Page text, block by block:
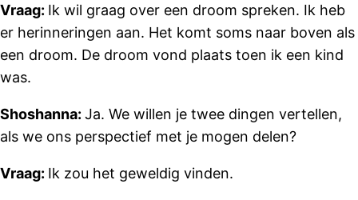
Vraag: Ik wil graag over een droom spreken. Ik heb
er herinneringen aan. Het komt soms naar boven als
een droom. De droom vond plaats toen ik een kind
was.
Shoshanna: Ja. We willen je twee dingen vertellen,
als we ons perspectief met je mogen delen?
Vraag: Ik zou het geweldig vinden.